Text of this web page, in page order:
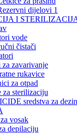
dijelovi 1
I
vode
čistači
za zavarivanje
rukavice
za otpad
za sterilizaciju
sredstva za
vosak
depilaciju